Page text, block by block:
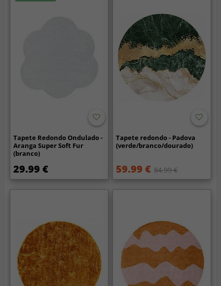
Tapete Redondo Ondulado -
Aranga Super Soft Fur
(branco)
29.99 €
Tapete redondo - Padova
(verde/branco/dourado)
59.99 € 84.99 €